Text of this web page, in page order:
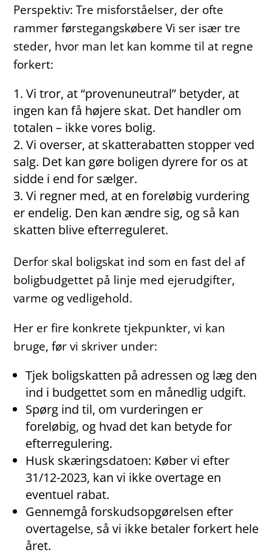
Perspektiv: Tre misforståelser, der ofte
rammer førstegangskøbere Vi ser især tre
steder, hvor man let kan komme til at regne
forkert:
Vi tror, at “provenuneutral” betyder, at
ingen kan få højere skat. Det handler om
totalen – ikke vores bolig.
Vi overser, at skatterabatten stopper ved
salg. Det kan gøre boligen dyrere for os at
sidde i end for sælger.
Vi regner med, at en foreløbig vurdering
er endelig. Den kan ændre sig, og så kan
skatten blive efterreguleret.
Derfor skal boligskat ind som en fast del af
boligbudgettet på linje med ejerudgifter,
varme og vedligehold.
Her er fire konkrete tjekpunkter, vi kan
bruge, før vi skriver under:
Tjek boligskatten på adressen og læg den
ind i budgettet som en månedlig udgift.
Spørg ind til, om vurderingen er
foreløbig, og hvad det kan betyde for
efterregulering.
Husk skæringsdatoen: Køber vi efter
31/12-2023, kan vi ikke overtage en
eventuel rabat.
Gennemgå forskudsopgørelsen efter
overtagelse, så vi ikke betaler forkert hele
året.